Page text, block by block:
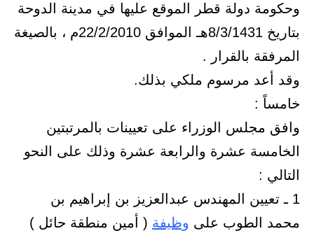
وحكومة دولة قطر الموقع عليها في مدينة الدوحة
بتاريخ 8/3/1431هـ الموافق 22/2/2010م ، بالصيغة
المرفقة بالقرار .
وقد أعد مرسوم ملكي بذلك.
خامساً :
وافق مجلس الوزراء على تعيينات بالمرتبتين
الخامسة عشرة والرابعة عشرة وذلك على النحو
التالي :
1 ـ تعيين المهندس عبدالعزيز بن إبراهيم بن
محمد الطوب على وظيفة ( أمين منطقة حائل )